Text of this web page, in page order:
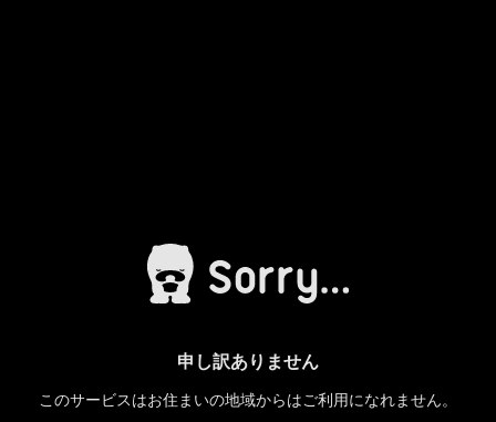
申し訳ありません
このサービスはお住まいの地域からはご利用になれません。